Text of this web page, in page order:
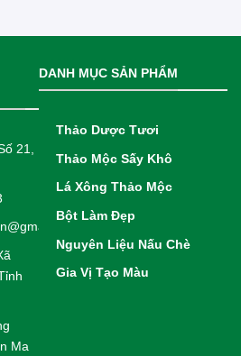
21,
Ma
DANH MỤC SẢN PHẨM
Thảo Dược Tươi
Thảo Mộc Sấy Khô
Lá Xông Thảo Mộc
Bột Làm Đẹp
Nguyên Liệu Nấu Chè
Gia Vị Tạo Màu